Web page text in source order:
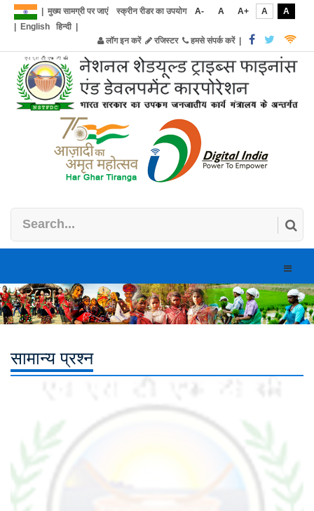
मुख्य सामग्री पर जाएं स्क्रीन रीडर का उपयोग A- A A+ A
A
English हिन्दी|
लॉग इन करें
रजिस्टर हमसे संपर्क करें|
Toggle
सामान्य प्रश्न